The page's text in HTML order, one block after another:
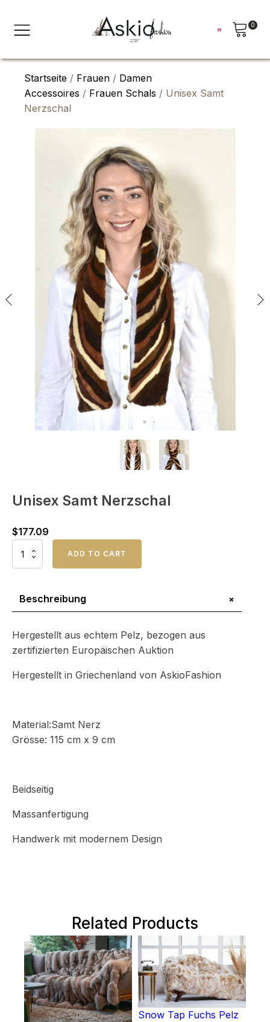
0
Startseite / Frauen / Damen
Accessoires / Frauen Schals / Unisex Samt
Nerzschal
Unisex Samt Nerzschal
$177.09
Unisex
ADD TO CART
Beschreibung +
Hergestellt aus echtem Pelz, bezogen aus
zertifizierten Europäischen Auktion
Hergestellt in Griechenland von AskioFashion
Material:Samt Nerz
Grösse: 115 cm x 9 cm
Beidseitig
Massanfertigung
Handwerk mit modernem Design
Related Products
Snow Tap Fuchs Pelz